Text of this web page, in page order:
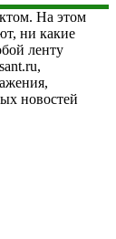
На этом
ни какие
ленту
новостей